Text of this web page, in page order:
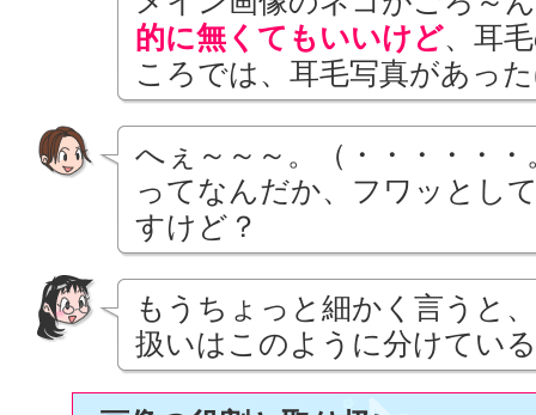
的に無くてもいいけど、耳
ころでは、耳毛写真があっ
へぇ～～～。（・・・・・・
ってなんだか、フワッとし
すけど？
もうちょっと細かく言うと
扱いはこのように分けてい